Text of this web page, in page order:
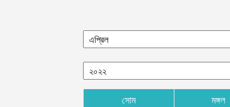
সোম মঙ্গল